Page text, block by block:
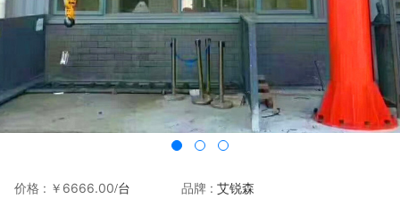
价格 : ￥6666.00/台 品牌 :艾锐森